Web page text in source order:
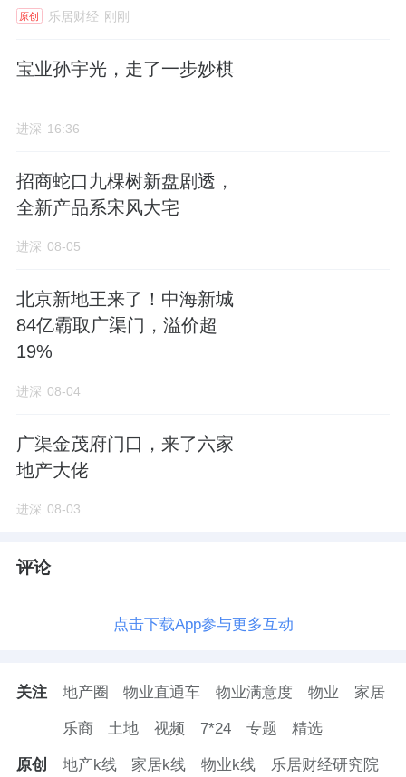
原创 乐居财经 刚刚
宝业孙宇光，走了一步妙棋
进深 16:36
招商蛇口九棵树新盘剧透，
全新产品系宋风大宅
进深 08-05
北京新地王来了！中海新城
84亿霸取广渠门，溢价超
19%
进深 08-04
广渠金茂府门口，来了六家
地产大佬
进深 08-03
评论
点击下载App参与更多互动
关注 地产圈 物业直通车 物业满意度 物业 家居
乐商 土地 视频 7*24 专题 精选
原创 地产k线 家居k线 物业k线 乐居财经研究院